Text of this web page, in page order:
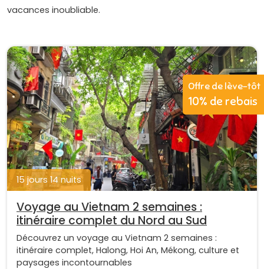
vacances inoubliable.
15 jours 14 nuits
Offre de lève-tôt
10% de rebais
Voyage au Vietnam 2 semaines :
itinéraire complet du Nord au Sud
Découvrez un voyage au Vietnam 2 semaines :
itinéraire complet, Halong, Hoi An, Mékong, culture et
paysages incontournables